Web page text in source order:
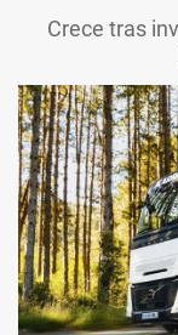
Crece tras